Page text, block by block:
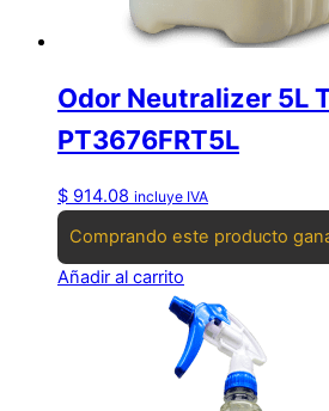
Odor Neutralizer 5L
PT3676FRT5L
$ 914.08 incluye IVA
Comprando este producto
Añadir al carrito